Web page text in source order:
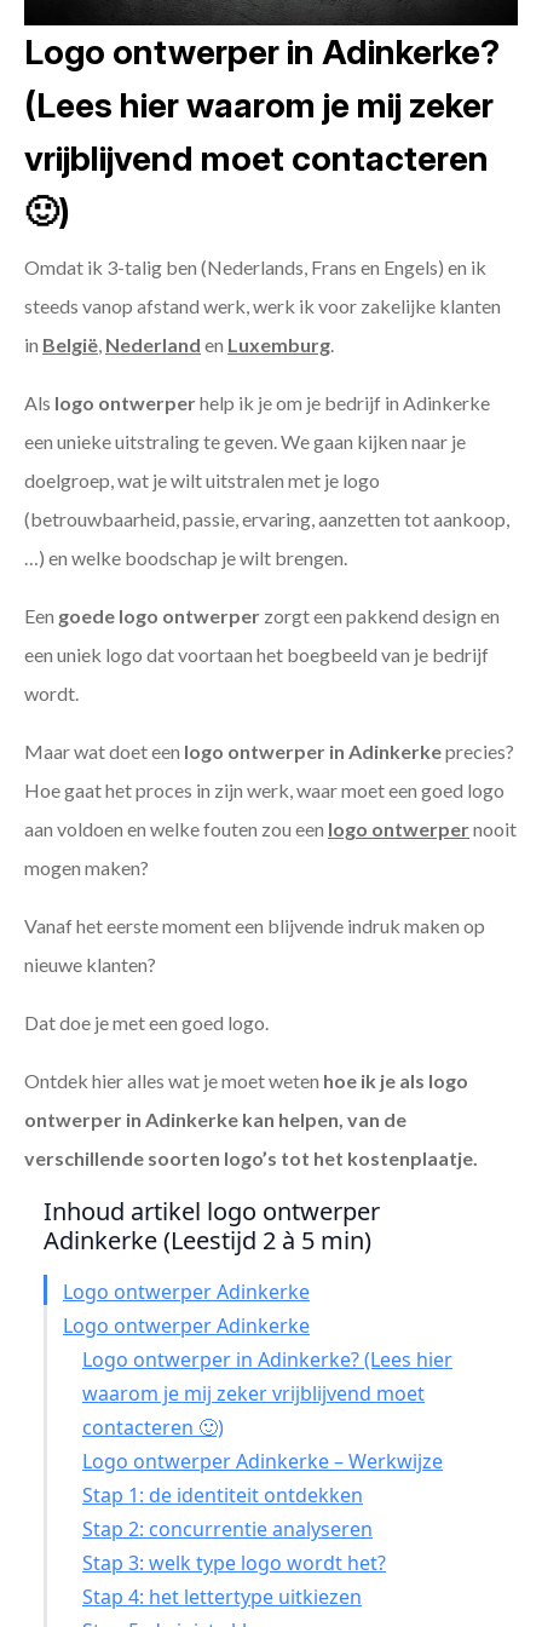
Logo ontwerper in Adinkerke?
(Lees hier waarom je mij zeker
vrijblijvend moet contacteren
🙂)
Omdat ik 3-talig ben (Nederlands, Frans en Engels) en ik
steeds vanop afstand werk, werk ik voor zakelijke klanten
in België, Nederland en Luxemburg.
Als logo ontwerperhelp ik je om je bedrijf in Adinkerke
een unieke uitstraling te geven. We gaan kijken naar je
doelgroep, wat je wilt uitstralen met je logo
(betrouwbaarheid, passie, ervaring, aanzetten tot aankoop,
…) en welke boodschap je wilt brengen.
Een goede logo ontwerper zorgt een pakkend design en
een uniek logo dat voortaan het boegbeeld van je bedrijf
wordt.
Maar wat doet een logo ontwerper in Adinkerkeprecies?
Hoe gaat het proces in zijn werk, waar moet een goed logo
aan voldoen en welke fouten zou een logo ontwerpernooit
mogen maken?
Vanaf het eerste moment een blijvende indruk maken op
nieuwe klanten?
Dat doe je met een goed logo.
Ontdek hier alles wat je moet weten hoe ik je als logo
ontwerper in Adinkerke kan helpen, van de
verschillende soorten logo’s tot het kostenplaatje.
Inhoud artikel logo ontwerper
Adinkerke (Leestijd 2 à 5 min)
Logo ontwerper Adinkerke
Logo ontwerper Adinkerke
Logo ontwerper in Adinkerke? (Lees hier
waarom je mij zeker vrijblijvend moet
contacteren 🙂)
Logo ontwerper Adinkerke – Werkwijze
Stap 1: de identiteit ontdekken
Stap 2: concurrentie analyseren
Stap 3: welk type logo wordt het?
Stap 4: het lettertype uitkiezen